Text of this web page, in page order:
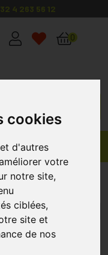
cookies
d'autres
votre
notre site,
ciblées,
site et
de nos
4 263 56 12
ma santé, mes
0
Produits